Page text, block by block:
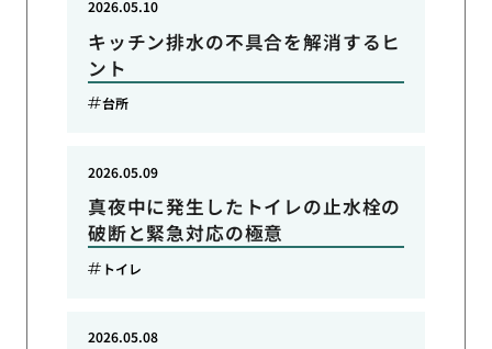
キッチン排水の不具合を解消するヒ
ント
2026.05.10
台所
真夜中に発生したトイレの止水栓の
破断と緊急対応の極意
2026.05.09
トイレ
2026.05.08